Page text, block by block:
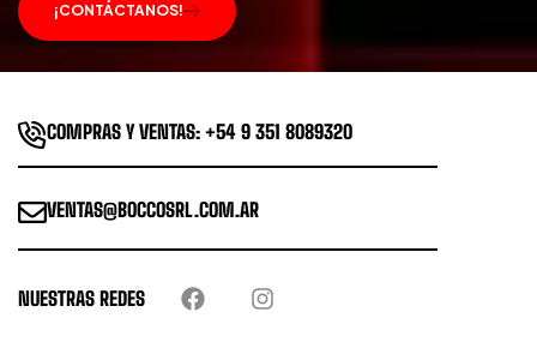
¡CONTÁCTANOS!
COMPRAS Y VENTAS: +54 9 351 8089320
VENTAS@BOCCOSRL.COM.AR
NUESTRAS REDES